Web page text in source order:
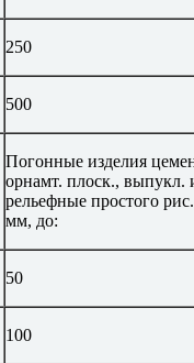
250
500
Погонные изделия
орнамт. плоск., выпукл.
рельефные простого
мм, до:
50
100